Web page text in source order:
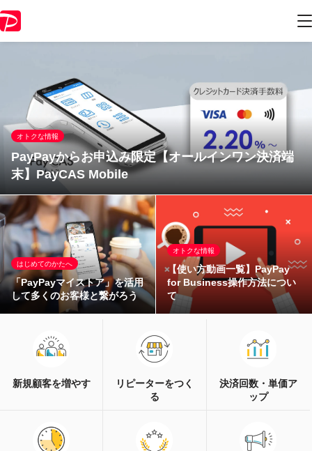
オトクな情報
PayPayからお申込み限定【オールインワン決済端
末】PayCAS Mobile
はじめてのかたへ
「PayPayマイストア」を活用
して多くのお客様と繋がろう
オトクな情報
【使い方動画一覧】PayPay
for Business操作方法につい
て
新規顧客を増やす
リピーターをつく
る
決済回数・単価ア
ップ